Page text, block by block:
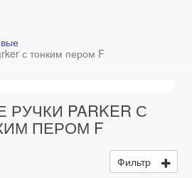
с тонким пером F
PARKER С
ПЕРОМ F
Фильтр
Parker с тонким пером F
Parker со средним пером M